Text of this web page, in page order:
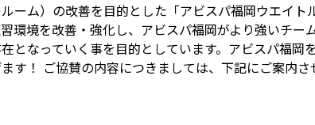
ーム）の改善を目的とした「アビスパ福岡ウエイト
境を改善・強化し、アビスパ福岡がより強いチー
なっていく事を目的としています。アビスパ福岡
す！ ご協賛の内容につきましては、下記にご案内さ